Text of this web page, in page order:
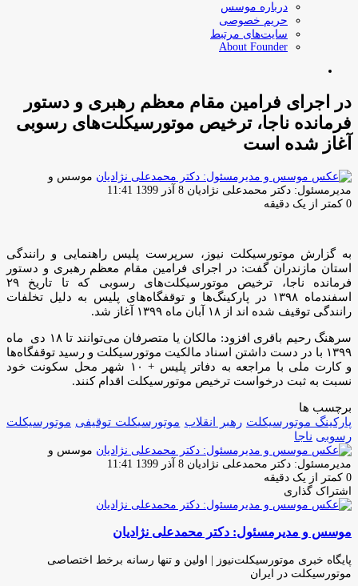
درباره موسس
حریم خصوصی
سایت‌های مرتبط
About Founder
در اجرای فرامین مقام معظم رهبری و دستور
فرمانده ناجا، ترخیص موتورسیکلت‌های رسوبی
آغاز شده است
موسس و
مدیرمسئول: دکتر محمدعلی نژادیان ارسال
8 آذر 1399 11:41
0 کمتر از یک دقیقه
به گزارش موتورسیکلت نیوز، سرپرست پلیس راهنمایی و رانندگی
استان مازندران گفت: در اجرای فرامین مقام معظم رهبری و دستور
فرمانده ناجا، ترخیص موتورسیکلت‌های رسوبی که تا تاریخ ۲۹
اسفندماه ۱۳۹۸ در پارکینگ‌ها و توقفگاه‌های پلیس به دلیل تخلفات
رانندگی توقیف شده اند از ۱۸ آبان ماه ۱۳۹۹ آغاز شد.
سرهنگ رحیم باقری افزود: مالکان یا متصرفان می‌توانند تا ۱۸ دی ماه
۱۳۹۹ با در دست داشتن اسناد مالکیت موتورسیکلت و رسید توقفگاه‌ها
و کارت ملی با مراجعه به دفاتر پلیس + ۱۰ شهر محل سکونت خود
نسبت به ثبت درخواست ترخیص موتورسیکلت اقدام کنند.
برچسب ها
پارکینگ موتورسیکلت رهبر انقلاب موتورسیکلت توقیفى موتورسیکلت
رسوبی ناجا
موسس و
مدیرمسئول: دکتر محمدعلی نژادیان ارسال
8 آذر 1399 11:41
0 کمتر از یک دقیقه
اشتراک گذاری
فیس
توئیتر
لینکدین
واتس
تلگرام
اشتراک
از
ایمیل
چاپ
موسس و مدیرمسئول: دکتر محمدعلی نژادیان
پایگاه خبری موتورسیکلت‌نیوز | اولین و تنها رسانه برخط اختصاصی
موتورسیکلت در ایران